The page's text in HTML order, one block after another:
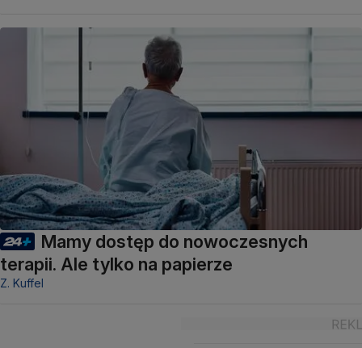
Mamy dostęp do nowoczesnych
terapii. Ale tylko na papierze
Z. Kuffel